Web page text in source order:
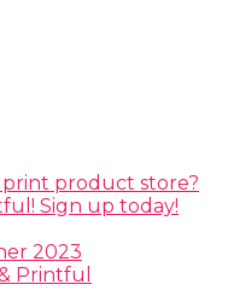
product store?
Sign up today!
2023
Printful